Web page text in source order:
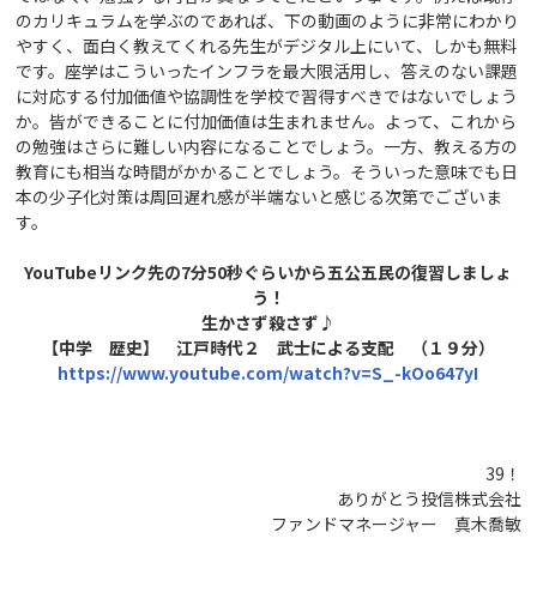
のカリキュラムを学ぶのであれば、下の動画のように非常にわかり
やすく、面白く教えてくれる先生がデジタル上にいて、しかも無料
です。座学はこういったインフラを最大限活用し、答えのない課題
に対応する付加価値や協調性を学校で習得すべきではないでしょう
か。皆ができることに付加価値は生まれません。よって、これから
の勉強はさらに難しい内容になることでしょう。一方、教える方の
教育にも相当な時間がかかることでしょう。そういった意味でも日
本の少子化対策は周回遅れ感が半端ないと感じる次第でございま
す。
YouTubeリンク先の7分50秒ぐらいから五公五民の復習しましょ
う！
生かさず殺さず♪
【中学 歴史】 江戸時代２ 武士による支配 （１９分）
https://www.youtube.com/watch?v=S_-kOo647yI
39！
ありがとう投信株式会社
ファンドマネージャー 真木喬敏